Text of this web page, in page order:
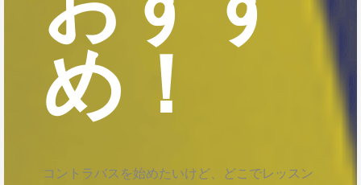
め！
コントラバスを始めたいけど、どこでレッスン